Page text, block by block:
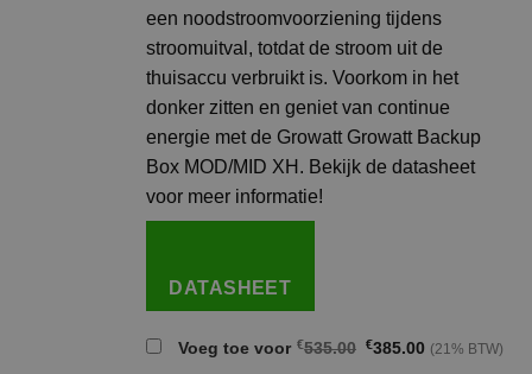
een noodstroomvoorziening tijdens
stroomuitval, totdat de stroom uit de
thuisaccu verbruikt is. Voorkom in het
donker zitten en geniet van continue
energie met de Growatt Growatt Backup
Box MOD/MID XH. Bekijk de datasheet
voor meer informatie!
DATASHEET
Voeg toe voor €535.00 Oorspronkelijke
€385.00Huidige
prijs
(21% BTW)